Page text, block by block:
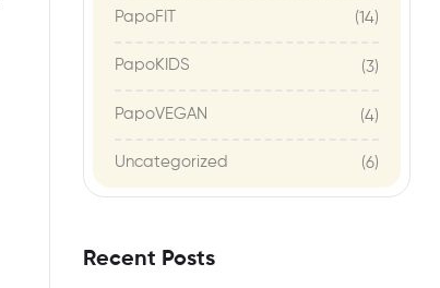
PapoFIT (14)
PapoKIDS (3)
PapoVEGAN (4)
Uncategorized (6)
Recent Posts